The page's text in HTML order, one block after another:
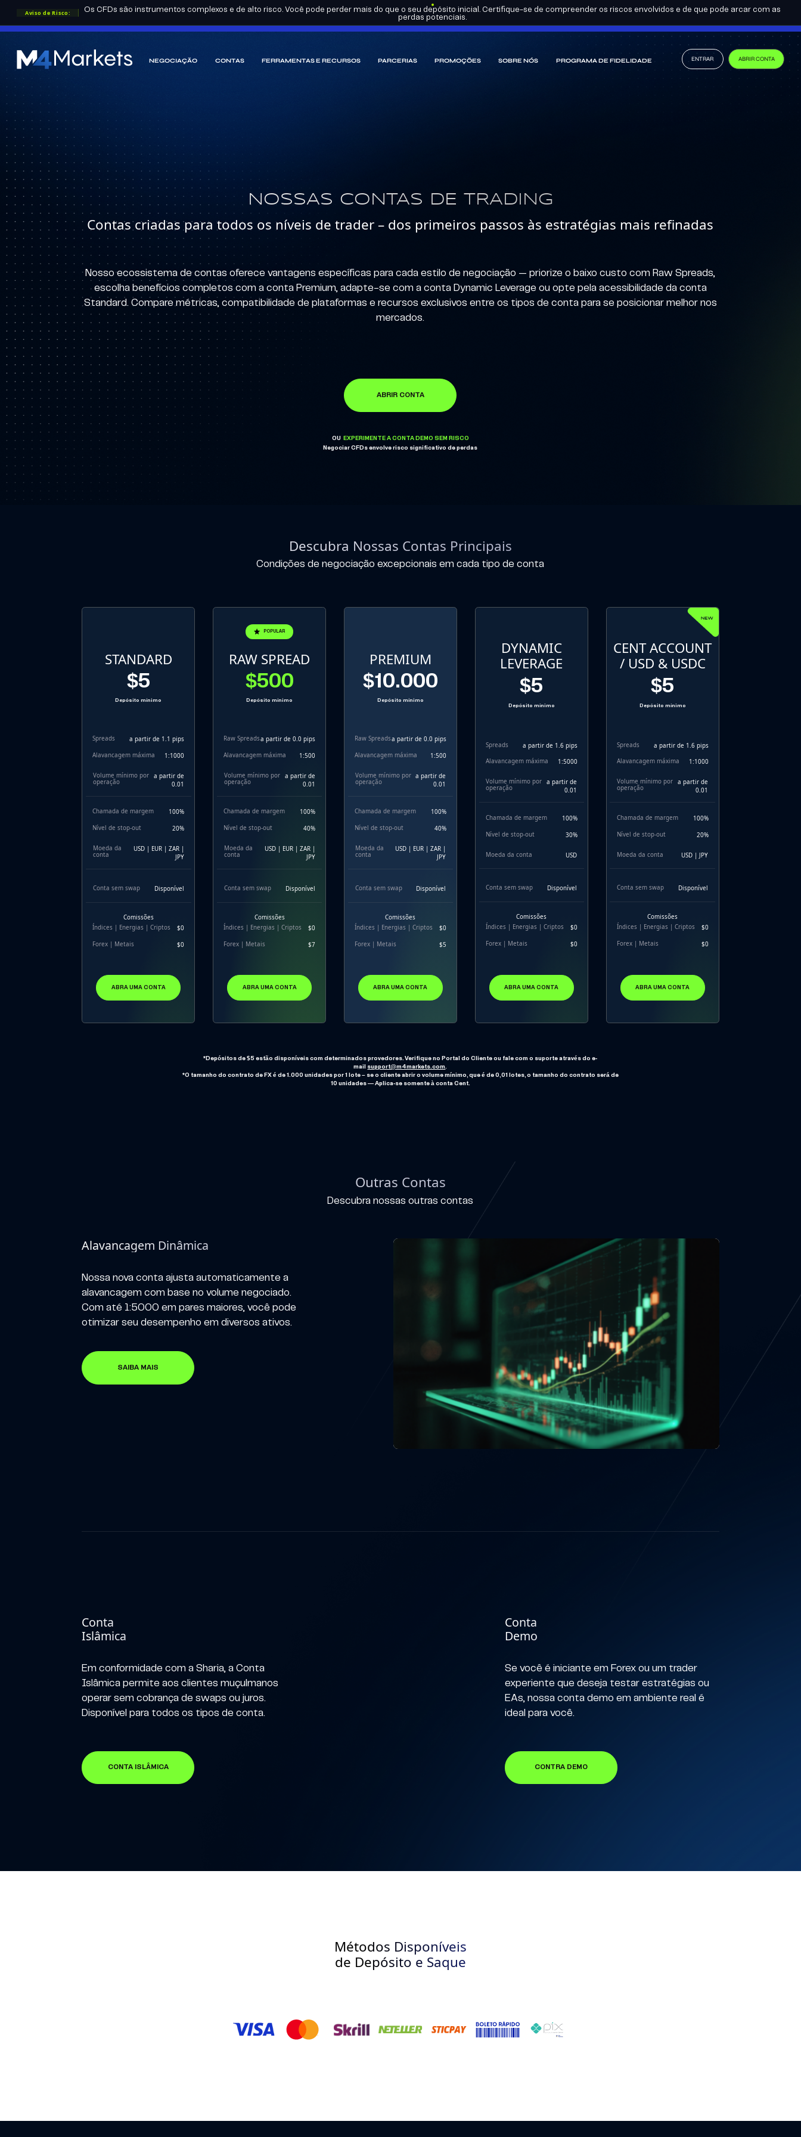
LICENÇAS DO GRUPO:
Aviso de Risco:
Os CFDs são instrumentos complexos e de alto risco. Você pode perder mais do que o seu depósito inicial. Certifique-se de compreender os riscos envolvidos e de que pode arcar com as
perdas potenciais.
M4Markets
CFD
Trading
Regulated
Broker
NEGOCIAÇÃO CONTAS FERRAMENTAS E RECURSOS PARCERIAS PROMOÇÕES SOBRE NÓS PROGRAMA DE FIDELIDADE ENTRAR ABRIR CONTA
NOSSAS CONTAS DE TRADING
Contas criadas para todos os níveis de trader – dos primeiros passos às estratégias mais refinadas
Nosso ecossistema de contas oferece vantagens específicas para cada estilo de negociação — priorize o baixo custo com Raw Spreads,
escolha benefícios completos com a conta Premium, adapte-se com a conta Dynamic Leverage ou opte pela acessibilidade da conta
Standard. Compare métricas, compatibilidade de plataformas e recursos exclusivos entre os tipos de conta para se posicionar melhor nos
mercados.
ABRIR CONTA
OU
EXPERIMENTE A CONTA DEMO SEM RISCO
Negociar CFDs envolve risco significativo de perdas
Descubra Nossas Contas Principais
Condições de negociação excepcionais em cada tipo de conta
STANDARD
$5
Depósito mínimo
Spreads a partir de 1.1 pips
Alavancagem máxima 1:1000
Volume mínimo por
operação
a partir de
0.01
Chamada de margem 100%
Nível de stop-out 20%
Moeda da
conta
USD | EUR | ZAR |
JPY
Conta sem swap Disponível
Comissões
Índices | Energias | Criptos
$0
Forex | Metais $0
ABRA UMA CONTA
POPULAR
RAW SPREAD
$500
Depósito mínimo
Raw Spreadsa partir de 0.0 pips
Alavancagem máxima 1:500
Volume mínimo por
operação
a partir de
0.01
Chamada de margem 100%
Nível de stop-out 40%
Moeda da
conta
USD | EUR | ZAR |
JPY
Conta sem swap Disponível
Comissões
Índices | Energias | Criptos
$0
Forex | Metais $7
ABRA UMA CONTA
PREMIUM
$10.000
Depósito mínimo
Raw Spreadsa partir de 0.0 pips
Alavancagem máxima 1:500
Volume mínimo por
operação
a partir de
0.01
Chamada de margem 100%
Nível de stop-out 40%
Moeda da
conta
USD | EUR | ZAR |
JPY
Conta sem swap Disponível
Comissões
Índices | Energias | Criptos
$0
Forex | Metais $5
ABRA UMA CONTA
DYNAMIC
LEVERAGE
$5
Depósito mínimo
Spreads a partir de 1.6 pips
Alavancagem máxima 1:5000
Volume mínimo por
operação
a partir de
0.01
Chamada de margem 100%
Nível de stop-out 30%
Moeda da conta USD
Conta sem swap Disponível
Comissões
Índices | Energias | Criptos
$0
Forex | Metais $0
ABRA UMA CONTA
CENT ACCOUNT
/ USD & USDC
$5
Depósito mínimo
Spreads a partir de 1.6 pips
Alavancagem máxima 1:1000
Volume mínimo por
operação
a partir de
0.01
Chamada de margem 100%
Nível de stop-out 20%
Moeda da conta USD | JPY
Conta sem swap Disponível
Comissões
Índices | Energias | Criptos
$0
Forex | Metais $0
ABRA UMA CONTA
*Depósitos de $5 estão disponíveis com determinados provedores. Verifique no Portal do Cliente ou fale com o suporte através do e-
mail support@m4markets.com.
*O tamanho do contrato de FX é de 1.000 unidades por 1 lote – se o cliente abrir o volume mínimo, que é de 0,01 lotes, o tamanho do contrato será de
10 unidades — Aplica-se somente à conta Cent.
Outras Contas
Descubra nossas outras contas
Alavancagem Dinâmica
Nossa nova conta ajusta automaticamente a
alavancagem com base no volume negociado.
Com até 1:5000 em pares maiores, você pode
otimizar seu desempenho em diversos ativos.
SAIBA MAIS
Conta
Islâmica
Em conformidade com a Sharia, a Conta
Islâmica permite aos clientes muçulmanos
operar sem cobrança de swaps ou juros.
Disponível para todos os tipos de conta.
CONTA ISLÂMICA
Conta
Demo
Se você é iniciante em Forex ou um trader
experiente que deseja testar estratégias ou
EAs, nossa conta demo em ambiente real é
ideal para você.
CONTRA DEMO
Métodos Disponíveis
de Depósito e Saque